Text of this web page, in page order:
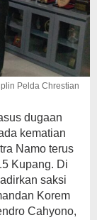
Pelda Chrestian
dugaan
kematian
Namo terus
Kupang. Di
saksi
Korem
Cahyono,